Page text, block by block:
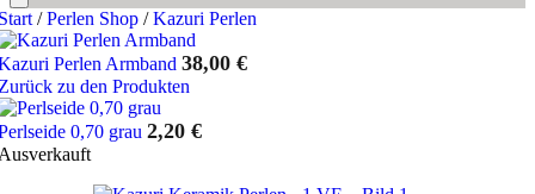
/ Perlen Shop / Kazuri Perlen
Perlen Armband 38,00 €
zu den Produkten
0,70 grau 2,20 €